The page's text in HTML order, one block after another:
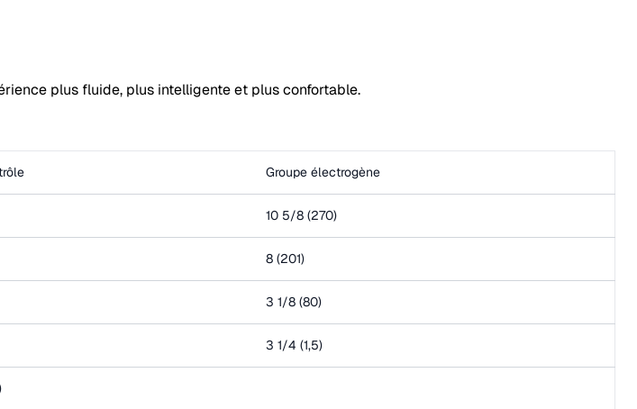
plus fluide, plus intelligente et plus confortable.
Groupe électrogène
10 5/8 (270)
8 (201)
3 1/8 (80)
3 1/4 (1,5)